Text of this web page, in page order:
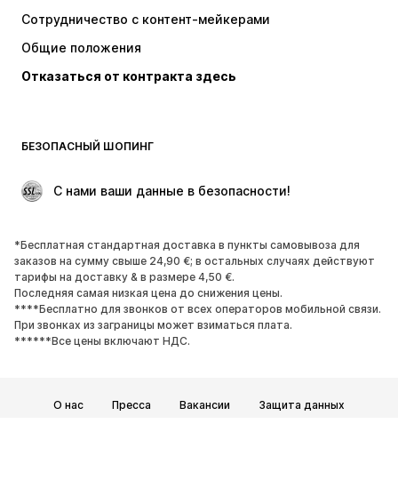
Куртки
Свитеры и вязаные изделия
Белье
Пальто
Юбки
Поводы
ЭКСКЛЮЗИВ
ОБУВЬ
НОВИНКИ
Модные тенденции
Кроссовки и кеды
Ботинки
Лодочки и туфли на высоких
Спортивная обувь
Балетки
Сотрудничество с контент-мейкерами
Общие положения
Отказаться от контракта здесь
БЕЗОПАСНЫЙ ШОПИНГ
С нами ваши данные в безопасности!
*Бесплатная стандартная доставка в пункты самовывоза для
заказов на сумму свыше 24,90 €; в остальных случаях действуют
тарифы на доставку & в размере 4,50 €.
Последняя самая низкая цена до снижения цены.
****Бесплатно для звонков от всех операторов мобильной связи.
При звонках из заграницы может взиматься плата.
******Все цены включают НДС.
О нас Пресса Вакансии
Защита данных